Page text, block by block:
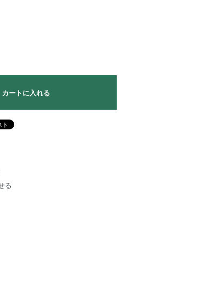
カートに入れる
る